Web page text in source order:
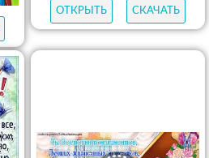
ОТКРЫТЬ СКАЧАТЬ